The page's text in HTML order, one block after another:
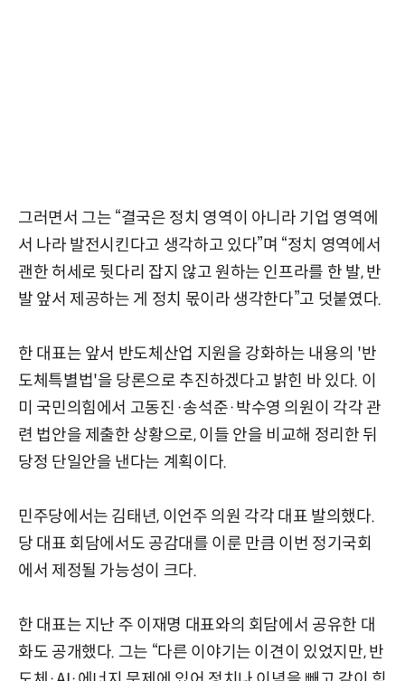
그러면서 그는 “결국은 정치 영역이 아니라 기업 영역에
서 나라 발전시킨다고 생각하고 있다”며 “정치 영역에서
괜한 허세로 뒷다리 잡지 않고 원하는 인프라를 한 발, 반
발 앞서 제공하는 게 정치 몫이라 생각한다”고 덧붙였다.
한 대표는 앞서 반도체산업 지원을 강화하는 내용의 '반
도체특별법'을 당론으로 추진하겠다고 밝힌 바 있다. 이
미 국민의힘에서 고동진·송석준·박수영 의원이 각각 관
련 법안을 제출한 상황으로, 이들 안을 비교해 정리한 뒤
당정 단일안을 낸다는 계획이다.
민주당에서는 김태년, 이언주 의원 각각 대표 발의했다.
당 대표 회담에서도 공감대를 이룬 만큼 이번 정기국회
에서 제정될 가능성이 크다.
한 대표는 지난 주 이재명 대표와의 회담에서 공유한 대
화도 공개했다. 그는 “다른 이야기는 이견이 있었지만, 반